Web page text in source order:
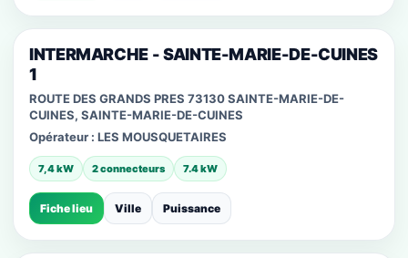
INTERMARCHE - SAINTE-MARIE-DE-CUINES
1
ROUTE DES GRANDS PRES 73130 SAINTE-MARIE-DE-
CUINES, SAINTE-MARIE-DE-CUINES
Opérateur : LES MOUSQUETAIRES
7,4 kW 2 connecteurs 7.4 kW
Fiche lieu Ville Puissance